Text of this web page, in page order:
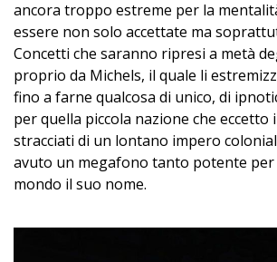
ancora troppo estreme per la
essere non solo accettate ma
Concetti che saranno ripresi a metà
proprio da Michels, il quale li
fino a farne qualcosa di unico, di
per quella piccola nazione che eccetto
stracciati di un lontano impero
avuto un megafono tanto potente per
mondo il suo nome.